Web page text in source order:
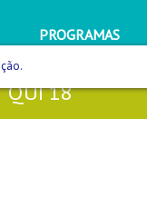
PROGRAMAS
QUI18